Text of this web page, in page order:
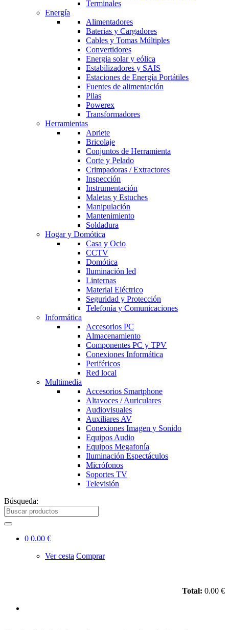
Terminales
Energía
Alimentadores
Baterias y Cargadores
Cables y Tomas Múltiples
Convertidores
Energia solar y eólica
Estabilizadores y SAIS
Estaciones de Energía Portátiles
Fuentes de alimentación
Pilas
Powerex
Transformadores
Herramientas
Apriete
Bricolaje
Conjuntos de Herramienta
Corte y Pelado
Crimpadoras / Extractores
Inspección
Instrumentación
Maletas y Estuches
Manipulación
Mantenimiento
Soldadura
Hogar y Domótica
Casa y Ocio
CCTV
Domótica
Iluminación led
Linternas
Material Eléctrico
Seguridad y Protección
Telefonía y Comunicaciones
Informática
Accesorios PC
Almacenamiento
Componentes PC y TPV
Conexiones Informática
Periféricos
Red local
Multimedia
Accesorios Smartphone
Altavoces / Auriculares
Audiovisuales
Auxiliares AV
Conexiones Imagen y Sonido
Equipos Audio
Equipos Megafonía
Iluminación Espectáculos
Micrófonos
Soportes TV
Televisión
Búsqueda:
0 0.00 €
Ver cesta Comprar
Total: 0.00 €